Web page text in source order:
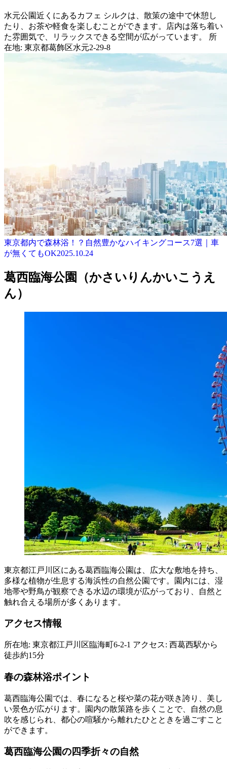
水元公園近くにあるカフェ シルクは、散策の途中で休憩し
たり、お茶や軽食を楽しむことができます。店内は落ち着い
た雰囲気で、リラックスできる空間が広がっています。 所
在地: 東京都葛飾区水元2-29-8
東京都内で森林浴！？自然豊かなハイキングコース7選｜車
が無くてもOK2025.10.24
葛西臨海公園（かさいりんかいこうえ
ん）
東京都江戸川区にある葛西臨海公園は、広大な敷地を持ち、
多様な植物が生息する海浜性の自然公園です。園内には、湿
地帯や野鳥が観察できる水辺の環境が広がっており、自然と
触れ合える場所が多くあります。
アクセス情報
所在地: 東京都江戸川区臨海町6-2-1 アクセス: 西葛西駅から
徒歩約15分
春の森林浴ポイント
葛西臨海公園では、春になると桜や菜の花が咲き誇り、美し
い景色が広がります。園内の散策路を歩くことで、自然の息
吹を感じられ、都心の喧騒から離れたひとときを過ごすこと
ができます。
葛西臨海公園の四季折々の自然